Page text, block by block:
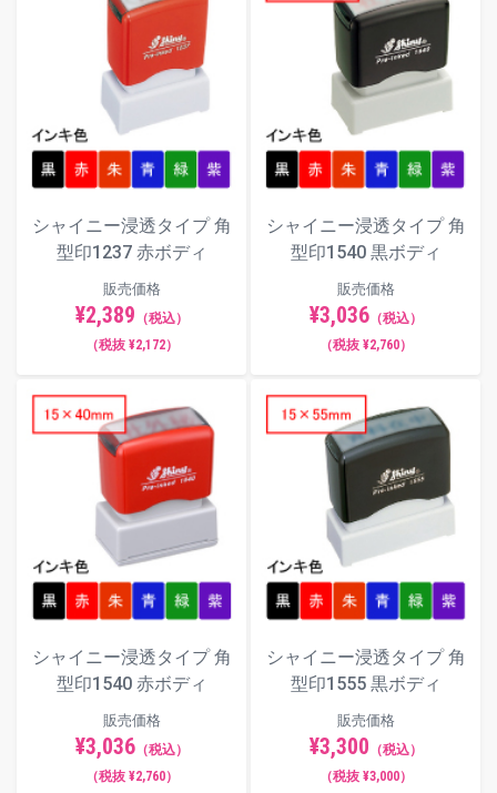
シャイニー浸透タイプ 角
型印1237 赤ボディ
販売価格
¥2,389 （税込）
（税抜 ¥2,172）
シャイニー浸透タイプ 角
型印1540 黒ボディ
販売価格
¥3,036（税込）
（税抜 ¥2,760）
シャイニー浸透タイプ 角
型印1540 赤ボディ
販売価格
¥3,036（税込）
（税抜 ¥2,760）
シャイニー浸透タイプ 角
型印1555 黒ボディ
販売価格
¥3,300 （税込）
（税抜 ¥3,000）